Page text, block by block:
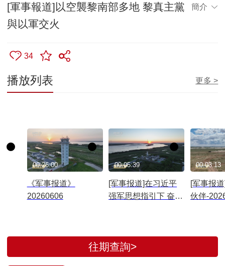
[軍事報道]以空襲黎南部多地 黎真主黨
與以軍交火
簡介
34
播放列表 更多 >
《军事报道》
20260606
00:26:00
[军事报道]在习近平
强军思想指引下 奋进
00:05:39
[军事报
伙伴-
00:03:13
往期查詢>